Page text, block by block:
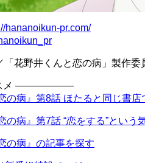
hananoikun-pr.com/
花野井くんと恋の病」製作委
スメ ——————
の病』第8話 ほたると同じ書
の病』第7話 “恋をする”とい
の病』の記事を探す